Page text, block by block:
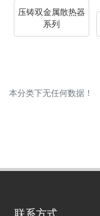
压铸双金属散热器
系列
本分类下无任何数据！
联系方式